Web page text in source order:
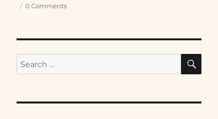
0 Comments
Search
for: